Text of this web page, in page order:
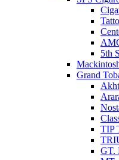
5th
Grand
TIP
GT.